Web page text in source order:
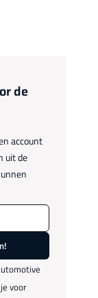
de
account
uit de
voor